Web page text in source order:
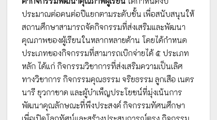
ประมาณต่อคนต่อปีแยกตามระดับชั้น เพื่อสนับสนุนให้
สถานศึกษาสามารถจัดกิจกรรมที่ส่งเสริมและพัฒนา
คุณภาพของผู้เรียนในหลากหลายด้าน โดยได้กำหนด
ประเภทของกิจกรรมที่สามารถเบิกจ่ายได้ ๕ ประเภท
หลัก ได้แก่ กิจกรรมวิชาการที่ส่งเสริมความเป็นเลิศ
ทางวิชาการ กิจกรรมคุณธรรม จริยธรรม ลูกเสือ เนตร
นารี ยุวกาชาด และผู้บำเพ็ญประโยชน์ที่มุ่งเน้นการ
พัฒนาคุณลักษณะที่พึงประสงค์ กิจกรรมทัศนศึกษา